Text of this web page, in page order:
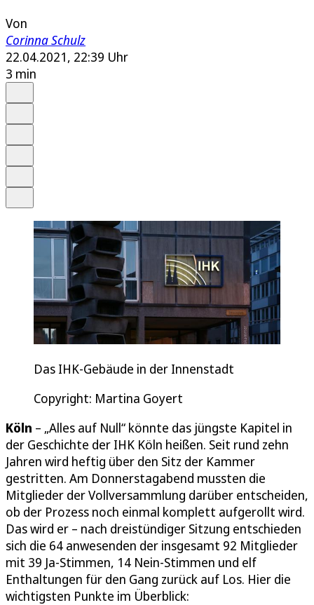
Von
Corinna Schulz
22.04.2021, 22:39 Uhr
3 min
Das IHK-Gebäude in der Innenstadt
Copyright: Martina Goyert
Köln – „Alles auf Null“ könnte das jüngste Kapitel in
der Geschichte der IHK Köln heißen. Seit rund zehn
Jahren wird heftig über den Sitz der Kammer
gestritten. Am Donnerstagabend mussten die
Mitglieder der Vollversammlung darüber entscheiden,
ob der Prozess noch einmal komplett aufgerollt wird.
Das wird er – nach dreistündiger Sitzung entschieden
sich die 64 anwesenden der insgesamt 92 Mitglieder
mit 39 Ja-Stimmen, 14 Nein-Stimmen und elf
Enthaltungen für den Gang zurück auf Los. Hier die
wichtigsten Punkte im Überblick: